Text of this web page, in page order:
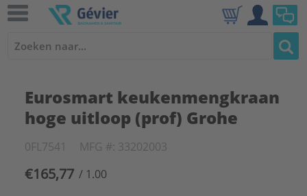
Eurosmart keukenmengkraan
hoge uitloop (prof) Grohe
0FL7541 MFG #: 33202003
€165,77 / 1.00